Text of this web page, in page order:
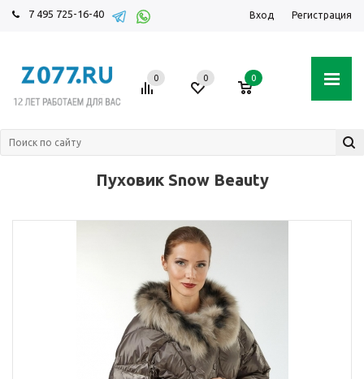
7 495 725-16-40 Вход Регистрация
0 0 0
Пуховик Snow Beauty